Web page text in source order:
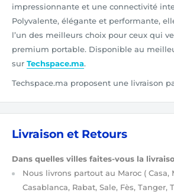
impressionnante et une connectivité
Polyvalente, élégante et performante,
l’un des meilleurs choix pour ceux qui
premium portable. Disponible au
sur Techspace.ma.
Techspace.ma proposent une livraison
Livraison et Retours
Dans quelles villes faites-vous la
Nous livrons partout au Maroc ( Casa,
Casablanca, Rabat, Sale, Fès, Tanger,